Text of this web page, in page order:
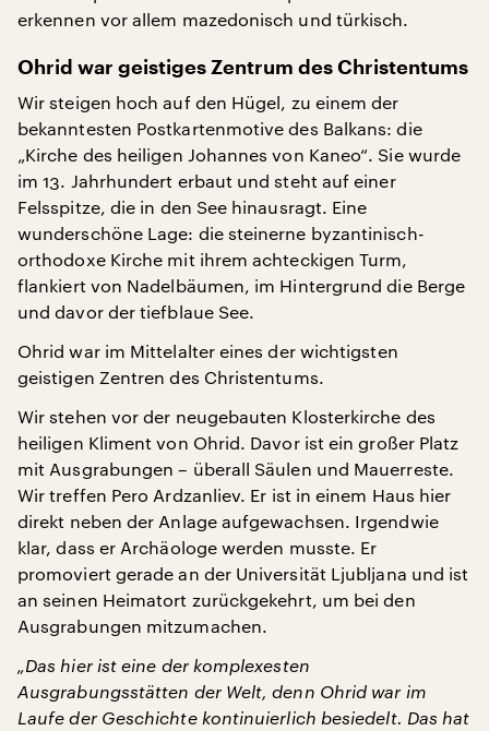
erkennen vor allem mazedonisch und türkisch.
Ohrid war geistiges Zentrum des Christentums
Wir steigen hoch auf den Hügel, zu einem der
bekanntesten Postkartenmotive des Balkans: die
„Kirche des heiligen Johannes von Kaneo“. Sie wurde
im 13. Jahrhundert erbaut und steht auf einer
Felsspitze, die in den See hinausragt. Eine
wunderschöne Lage: die steinerne byzantinisch-
orthodoxe Kirche mit ihrem achteckigen Turm,
flankiert von Nadelbäumen, im Hintergrund die Berge
und davor der tiefblaue See.
Ohrid war im Mittelalter eines der wichtigsten
geistigen Zentren des Christentums.
Wir stehen vor der neugebauten Klosterkirche des
heiligen Kliment von Ohrid. Davor ist ein großer Platz
mit Ausgrabungen – überall Säulen und Mauerreste.
Wir treffen Pero Ardzanliev. Er ist in einem Haus hier
direkt neben der Anlage aufgewachsen. Irgendwie
klar, dass er Archäologe werden musste. Er
promoviert gerade an der Universität Ljubljana und ist
an seinen Heimatort zurückgekehrt, um bei den
Ausgrabungen mitzumachen.
„Das hier ist eine der komplexesten
Ausgrabungsstätten der Welt, denn Ohrid war im
Laufe der Geschichte kontinuierlich besiedelt. Das hat